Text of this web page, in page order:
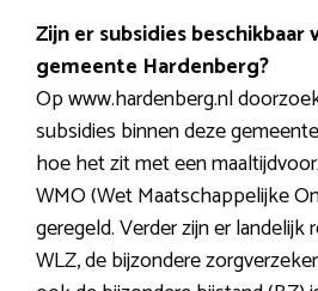
Zijn er subsidies beschikbaar
gemeente Hardenberg?
Op www.hardenberg.nl
subsidies binnen deze
hoe het zit met een
WMO (Wet Maatschappelijke
geregeld. Verder zijn er landelijk
WLZ, de bijzondere